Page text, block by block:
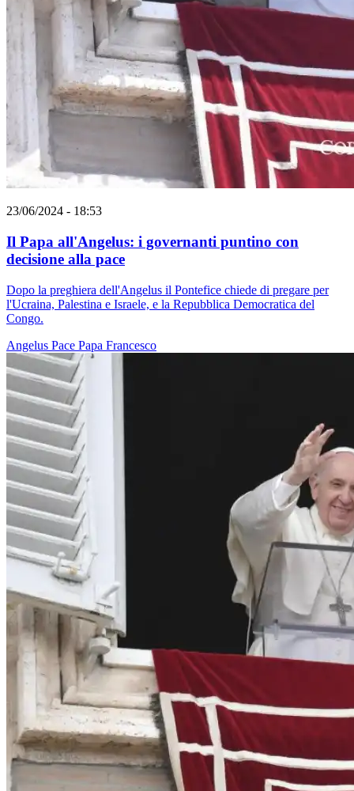
23/06/2024 - 18:53
Il Papa all'Angelus: i governanti puntino con
decisione alla pace
Dopo la preghiera dell'Angelus il Pontefice chiede di pregare per
l'Ucraina, Palestina e Israele, e la Repubblica Democratica del
Congo.
Angelus Pace Papa Francesco